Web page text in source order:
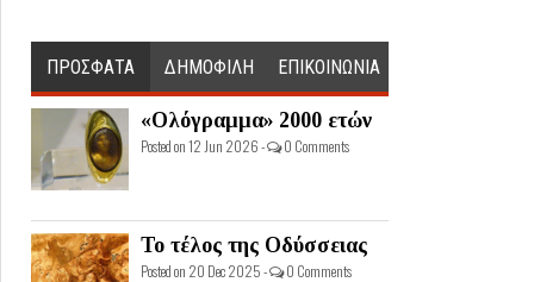
ΠΡΟΣΦΑΤΑ ΔΗΜΟΦΙΛΗ ΕΠΙΚΟΙΝΩΝΙΑ
«Ολόγραμμα» 2000 ετών
Posted on 12 Jun 2026 - 0 Comments
Το τέλος της Οδύσσειας
Posted on 20 Dec 2025 - 0 Comments